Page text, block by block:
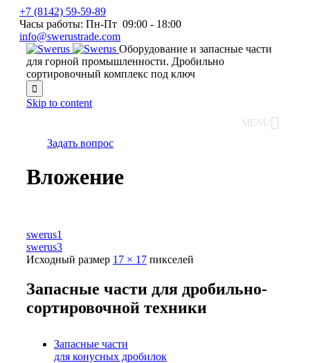
+7 (8142) 59-59-89
Часы работы: Пн-Пт 09:00 - 18:00
info@swerustrade.com
Оборудование и запасные части
для горной промышленности. Дробильно
сортировочный комплекс под ключ

Skip to content
MENU
Задать вопрос
Вложение
swerus1
swerus3
Исходный размер 17 × 17 пикселей
Запасные части для дробильно-
сортировочной техники
Запасные части
для конусных дробилок